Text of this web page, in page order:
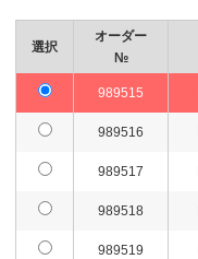
選択
オーダー
№
989515
989516
989517
989518
989519